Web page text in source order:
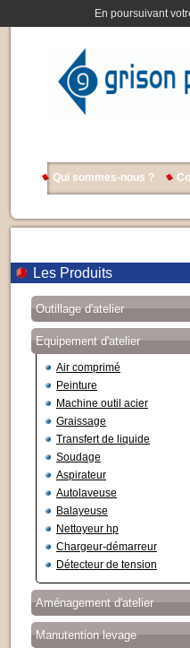
En poursuivant
Qui sommes-nous ?
Les Produits
Outillage d'atelier
Equipement d'atelier
Air comprimé
Peinture
Machine outil acier
Graissage
Transfert de liquide
Soudage
Aspirateur
Autolaveuse
Balayeuse
Nettoyeur hp
Chargeur-démarreur
Détecteur de tension
Aménagement d'atelier
Manutention levage